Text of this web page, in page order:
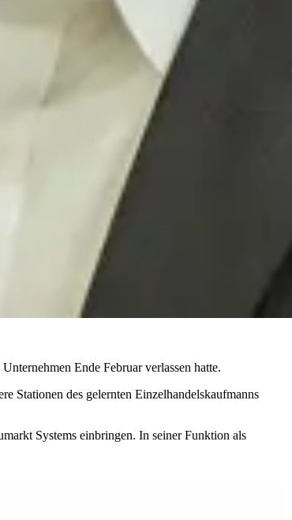
Ende Februar verlassen hatte.
Stationen des gelernten Einzelhandelskaufmanns
Systems einbringen. In seiner Funktion als